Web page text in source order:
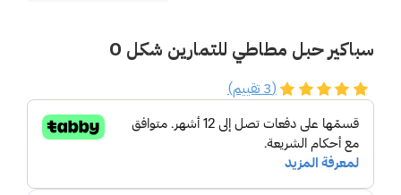
سباكير حبل مطاطي للتمارين شكل O
(3 تقييم)